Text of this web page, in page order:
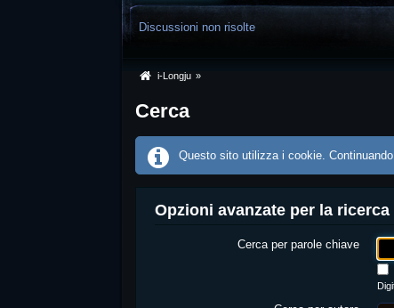
Discussioni non risolte
i-Longju »
Cerca
Questo sito utilizza i cookie.
Opzioni avanzate per la ricerca
Cerca per parole chiave